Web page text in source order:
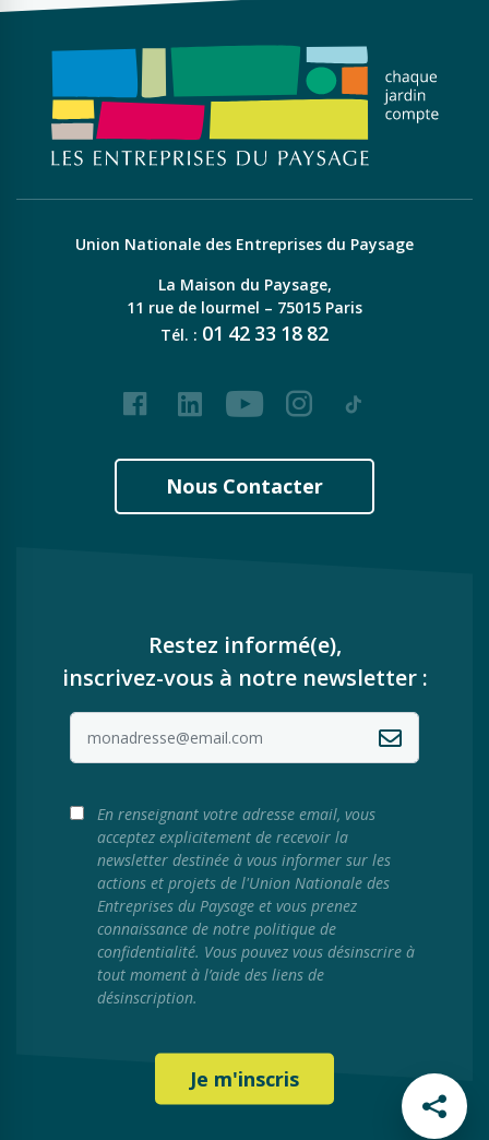
Union Nationale des Entreprises du Paysage
La Maison du Paysage,
11 rue de lourmel – 75015 Paris
Tél. : 01 42 33 18 82
FacebookLinkedInYoutubeInstagram
Tiktok
Nous Contacter
Restez informé(e),
inscrivez-vous à notre newsletter :
En renseignant votre adresse email, vous
acceptez explicitement de recevoir la
newsletter destinée à vous informer sur les
actions et projets de l'Union Nationale des
Entreprises du Paysage et vous prenez
connaissance de notre politique de
confidentialité. Vous pouvez vous désinscrire à
tout moment à l’aide des liens de
désinscription.